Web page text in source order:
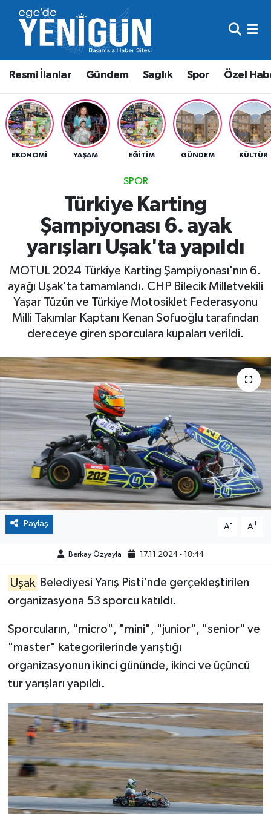
Resmi İlanlar Gündem Sağlık Spor Özel
EKONOMI YAŞAM EĞITIM GÜNDEM KÜLTÜR
SPOR
Türkiye Karting
Şampiyonası 6. ayak
yarışları Uşak'ta yapıldı
MOTUL 2024 Türkiye Karting Şampiyonası'nın 6.
ayağı Uşak'ta tamamlandı. CHP Bilecik Milletvekili
Yaşar Tüzün ve Türkiye Motosiklet Federasyonu
Milli Takımlar Kaptanı Kenan Sofuoğlu tarafından
dereceye giren sporculara kupaları verildi.
Paylaş A- A+
Berkay Özyayla 17.11.2024 - 18:44
Uşak Belediyesi Yarış Pisti'nde gerçekleştirilen
organizasyona 53 sporcu katıldı.
Sporcuların, "micro", "mini", "junior", "senior" ve
"master" kategorilerinde yarıştığı
organizasyonun ikinci gününde, ikinci ve üçüncü
tur yarışları yapıldı.
Resmi İlanlar
Gündem
Sağlık
Spor
Beyoğlu Nöbetçi Eczaneler
Beyoğlu Hava Durumu
Beyoğlu Trafik Yoğunluk Haritası
Süper Lig Puan Durumu ve Fikstür
Son Dakika Haberleri
Haber Arşivi